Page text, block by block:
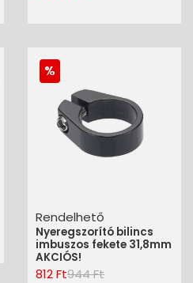
Rendelhető
Nyeregszorító bilincs
imbuszos fekete 31,8mm
AKCIÓS!
812 Ft944 Ft